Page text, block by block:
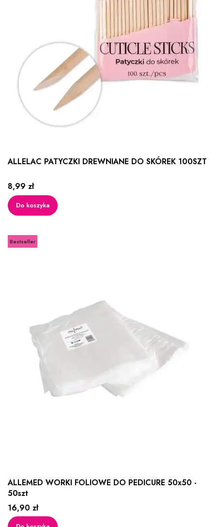
ALLELAC PATYCZKI DREWNIANE DO SKÓREK 100SZT
Cena
8,99 zł
Do koszyka
Bestseller
ALLEMED WORKI FOLIOWE DO PEDICURE 50x50 -
50szt
Cena
16,90 zł